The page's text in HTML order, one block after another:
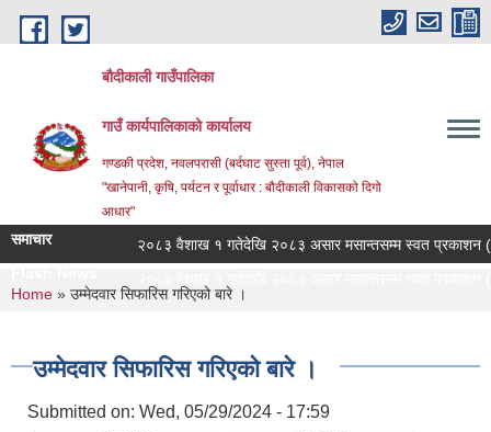
Skip to main content
बौदीकाली गाउँपालिका
गाउँ कार्यपालिकाको कार्यालय
गण्डकी प्रदेश, नवलपरासी (बर्दघाट सुस्ता पूर्व), नेपाल
"खानेपानी, कृषि, पर्यटन र पूर्वाधार : बौदीकाली विकासको दिगो
आधार"
समाचार
२०८३ वैशाख १ गतेदेखि २०८३ असार मसान्तसम्म स्वत प्रकाशन
You are here
Home » उम्मेदवार सिफारिस गरिएको बारे ।
उम्मेदवार सिफारिस गरिएको बारे ।
Submitted on: Wed, 05/29/2024 - 17:59